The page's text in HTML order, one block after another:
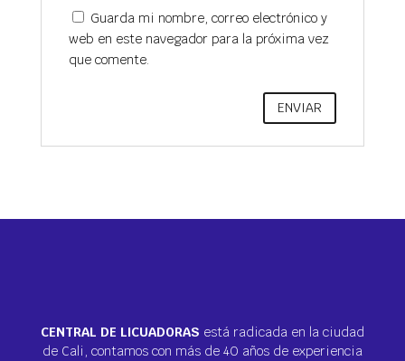
Guarda mi nombre, correo electrónico y
web en este navegador para la próxima vez
que comente.
CENTRAL DE LICUADORAS está radicada en la ciudad
de Cali, contamos con más de 40 años de experiencia